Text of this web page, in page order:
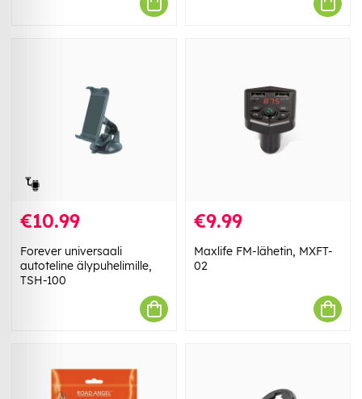
€10.99
Forever universaali
autoteline älypuhelimille,
TSH-100
€9.99
Maxlife FM-lähetin, MXFT-
02